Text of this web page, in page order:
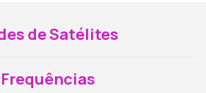
de Satélites
Frequências